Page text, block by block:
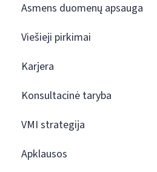
Asmens duomenų apsauga
Viešieji pirkimai
Karjera
Konsultacinė taryba
VMI strategija
Apklausos